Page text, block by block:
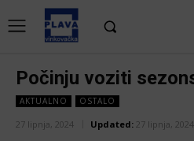
Počinju voziti
AKTUALNO OSTALO
27 lipnja, 2024 Updated: 27 lipnja, 2024